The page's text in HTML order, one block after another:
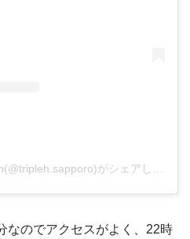
なのでアクセスがよく、22時